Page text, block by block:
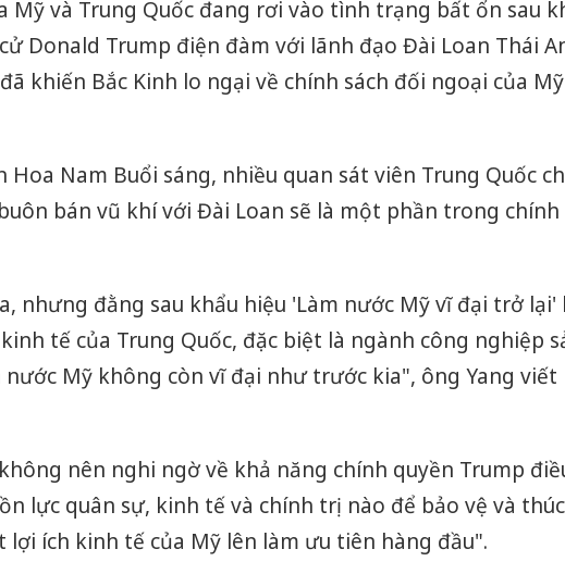
Mỹ và Trung Quốc đang rơi vào tình trạng bất ổn sau
Donald Trump điện đàm với lãnh đạo Đài Loan Thái
đã khiến Bắc Kinh lo ngại về chính sách đối ngoại của Mỹ
Hoa Nam Buổi sáng, nhiều quan sát viên Trung Quốc
bán vũ khí với Đài Loan sẽ là một phần trong chính
nhưng đằng sau khẩu hiệu 'Làm nước Mỹ vĩ đại trở lại'
tế của Trung Quốc, đặc biệt là ngành công nghiệp
Mỹ không còn vĩ đại như trước kia", ông Yang viết
nên nghi ngờ về khả năng chính quyền Trump
lực quân sự, kinh tế và chính trị nào để bảo vệ và thúc
lợi ích kinh tế của Mỹ lên làm ưu tiên hàng đầu".